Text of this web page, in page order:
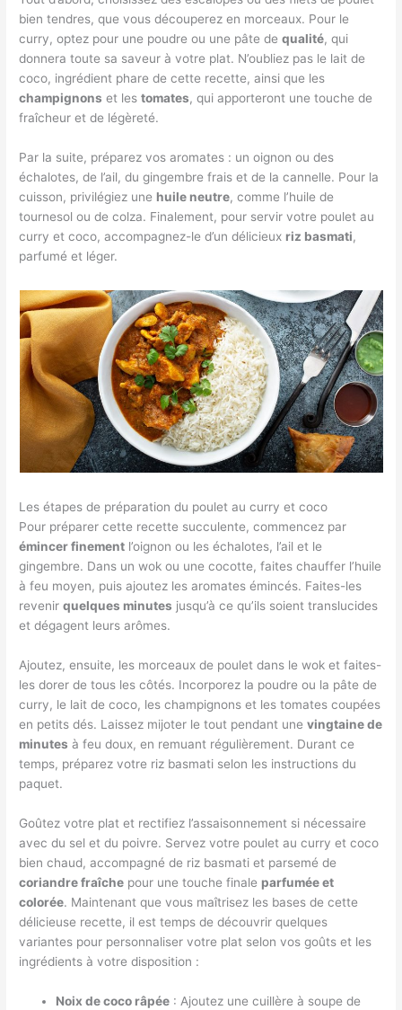
bien tendres, que vous découperez en morceaux. Pour le
curry, optez pour une poudre ou une pâte dequalité, qui
donnera toute sa saveur à votre plat. N’oubliez pas le lait de
coco, ingrédient phare de cette recette, ainsi que les
champignons et lestomates, qui apporteront une touche de
fraîcheur et de légèreté.
Par la suite, préparez vos aromates : un oignon ou des
échalotes, de l’ail, du gingembre frais et de la cannelle. Pour la
cuisson, privilégiez une huile neutre, comme l’huile de
tournesol ou de colza. Finalement, pour servir votre poulet au
curry et coco, accompagnez-le d’un délicieux riz basmati,
parfumé et léger.
Les étapes de préparation du poulet au curry et coco
Pour préparer cette recette succulente, commencez par
émincer finement l’oignon ou les échalotes, l’ail et le
gingembre. Dans un wok ou une cocotte, faites chauffer l’huile
à feu moyen, puis ajoutez les aromates émincés. Faites-les
revenirquelques minutes jusqu’à ce qu’ils soient translucides
et dégagent leurs arômes.
Ajoutez, ensuite, les morceaux de poulet dans le wok et faites-
les dorer de tous les côtés. Incorporez la poudre ou la pâte de
curry, le lait de coco, les champignons et les tomates coupées
en petits dés. Laissez mijoter le tout pendant unevingtaine de
minutes à feu doux, en remuant régulièrement. Durant ce
temps, préparez votre riz basmati selon les instructions du
paquet.
Goûtez votre plat et rectifiez l’assaisonnement si nécessaire
avec du sel et du poivre. Servez votre poulet au curry et coco
bien chaud, accompagné de riz basmati et parsemé de
coriandre fraîche pour une touche finale parfumée et
colorée. Maintenant que vous maîtrisez les bases de cette
délicieuse recette, il est temps de découvrir quelques
variantes pour personnaliser votre plat selon vos goûts et les
ingrédients à votre disposition :
Noix de coco râpée : Ajoutez une cuillère à soupe de